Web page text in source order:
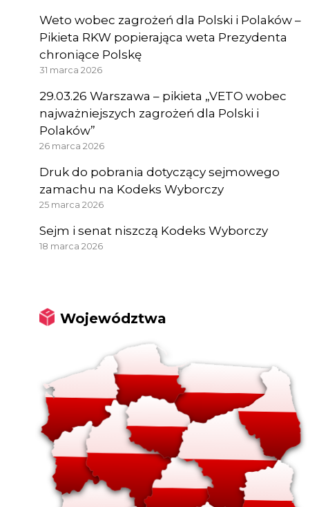
Weto wobec zagrożeń dla Polski i Polaków –
Pikieta RKW popierająca weta Prezydenta
chroniące Polskę
31 marca 2026
29.03.26 Warszawa – pikieta „VETO wobec
najważniejszych zagrożeń dla Polski i
Polaków”
26 marca 2026
Druk do pobrania dotyczący sejmowego
zamachu na Kodeks Wyborczy
25 marca 2026
Sejm i senat niszczą Kodeks Wyborczy
18 marca 2026
Województwa